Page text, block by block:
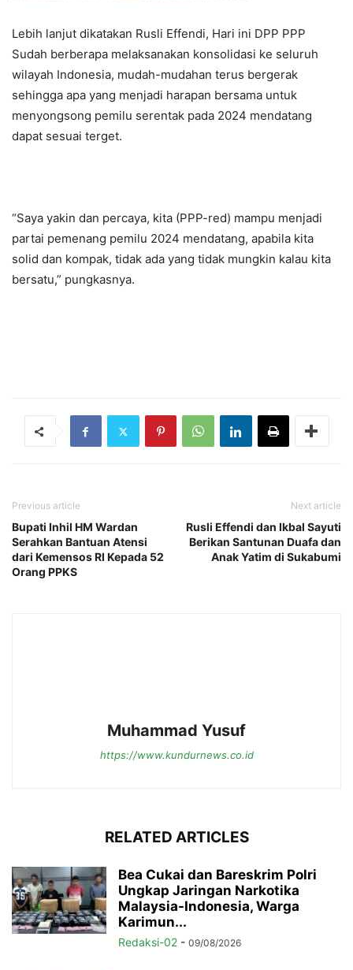
Lebih lanjut dikatakan Rusli Effendi, Hari ini DPP PPP
Sudah berberapa melaksanakan konsolidasi ke seluruh
wilayah Indonesia, mudah-mudahan terus bergerak
sehingga apa yang menjadi harapan bersama untuk
menyongsong pemilu serentak pada 2024 mendatang
dapat sesuai terget.
“Saya yakin dan percaya, kita (PPP-red) mampu menjadi
partai pemenang pemilu 2024 mendatang, apabila kita
solid dan kompak, tidak ada yang tidak mungkin kalau kita
bersatu,” pungkasnya.
Previous article
Bupati Inhil HM Wardan
Serahkan Bantuan Atensi
dari Kemensos RI Kepada 52
Orang PPKS
Next article
Rusli Effendi dan Ikbal Sayuti
Berikan Santunan Duafa dan
Anak Yatim di Sukabumi
Muhammad Yusuf
https://www.kundurnews.co.id
RELATED ARTICLES
Bea Cukai dan Bareskrim Polri
Ungkap Jaringan Narkotika
Malaysia-Indonesia, Warga
Karimun...
Redaksi-02 - 09/08/2026